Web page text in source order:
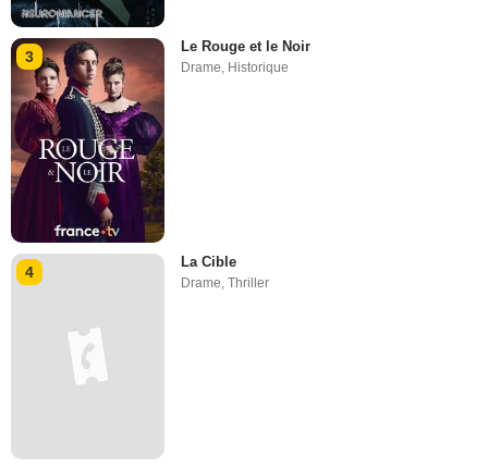
3
Le Rouge et le Noir
Drame, Historique
4
La Cible
Drame,Thriller